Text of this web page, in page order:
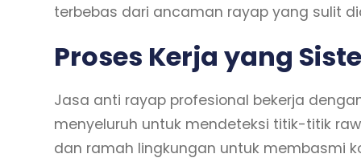
terbebas dari ancaman rayap yang sulit
Proses Kerja yang
Jasa anti rayap profesional bekerja
menyeluruh untuk mendeteksi titik-titik
dan ramah lingkungan untuk membasmi